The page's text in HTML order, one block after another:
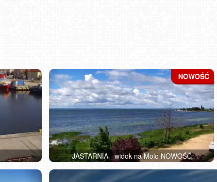
JASTARNIA - widok na Molo NOWOŚĆ